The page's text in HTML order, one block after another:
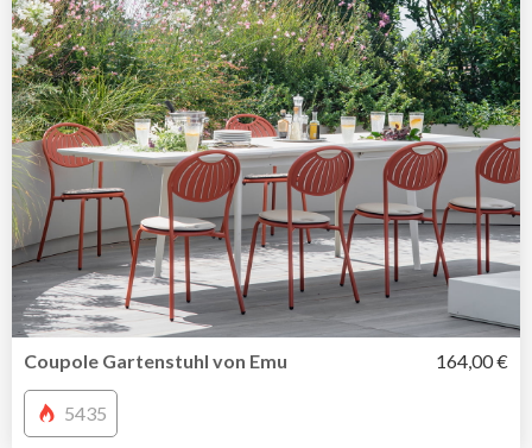
Coupole Gartenstuhl von Emu 164,00 €
5435